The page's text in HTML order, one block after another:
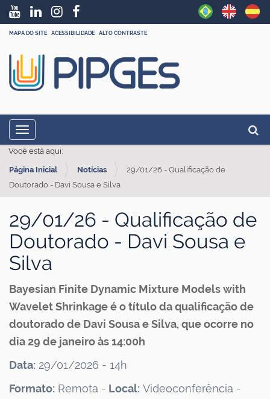
MAPA DO SITE ACESSIBILIDADE ALTO CONTRASTE
Busca
Toggle navigation
Você está aqui:
Página Inicial Notícias
29/01/26 - Qualificação de
Doutorado - Davi Sousa e Silva
29/01/26 - Qualificação de
Doutorado - Davi Sousa e
Silva
Bayesian Finite Dynamic Mixture Models with
Wavelet Shrinkage é o título da qualificação de
doutorado de Davi Sousa e Silva, que ocorre no
dia 29 de janeiro às 14:00h
Data: 29/01/2026 - 14h
Formato: Remota - Local: Videoconferência -